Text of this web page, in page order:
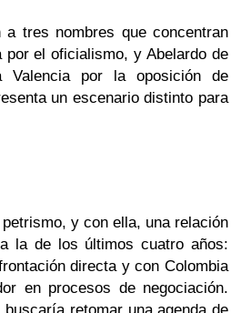
a tres nombres que concentran
por el oficialismo, y Abelardo de
Valencia por la oposición de
un escenario distinto para
y con ella, una relación
la de los últimos cuatro años:
directa y con Colombia
en procesos de negociación.